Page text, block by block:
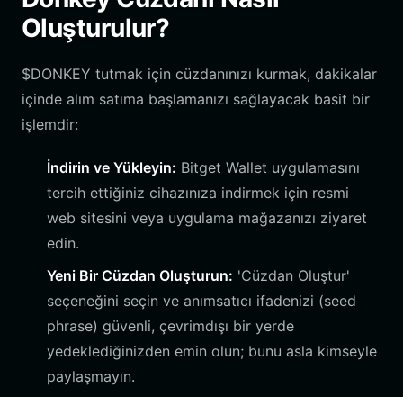
Oluşturulur?
$DONKEY tutmak için cüzdanınızı kurmak, dakikalar
içinde alım satıma başlamanızı sağlayacak basit bir
işlemdir:
İndirin ve Yükleyin: Bitget Wallet uygulamasını
tercih ettiğiniz cihazınıza indirmek için resmi
web sitesini veya uygulama mağazanızı ziyaret
edin.
Yeni Bir Cüzdan Oluşturun: 'Cüzdan Oluştur'
seçeneğini seçin ve anımsatıcı ifadenizi (seed
phrase) güvenli, çevrimdışı bir yerde
yedeklediğinizden emin olun; bunu asla kimseyle
paylaşmayın.